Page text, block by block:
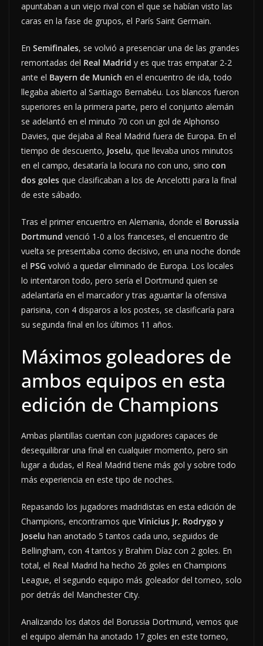
apuntaban a un viejo rival con el que se habían visto las
caras en la fase de grupos, el París Saint Germain.
En Semifinales, se volvió a presenciar una de las grandes
remontadas del Real Madrid y es que tras empatar 2-2
ante el Bayern de Munich en el encuentro de ida, todo
llegaba abierto al Santiago Bernabéu. Los blancos fueron
superiores en la primera parte, pero el conjunto alemán
se adelantó en el minuto 70 con un gol de Alphonso
Davies, que dejaba al Real Madrid fuera de Europa. En el
tiempo de descuento, Joselu, que llevaba unos minutos
en el campo, desataría la locura no con uno, sino con
dos goles que clasificaban a los de Ancelotti para la final
de este sábado.
Tras el primer encuentro en Alemania, donde el Borussia
Dortmund venció 1-0 a los franceses, el encuentro de
vuelta se presentaba como decisivo, en una noche donde
el PSG volvió a quedar eliminado de Europa. Los locales
lo intentaron todo, pero sería el Dortmund quien se
adelantaría en el marcador y tras aguantar la ofensiva
parisina, con 4 disparos a los postes, se clasificaría para
su segunda final en los últimos 11 años.
Máximos goleadores de
ambos equipos en esta
edición de Champions
Ambas plantillas cuentan con jugadores capaces de
desequilibrar una final en cualquier momento, pero sin
lugar a dudas, el Real Madrid tiene más gol y sobre todo
más experiencia en este tipo de noches.
Repasando los jugadores madridistas en esta edición de
Champions, encontramos que Vinicius Jr, Rodrygo y
Joselu han anotado 5 tantos cada uno, seguidos de
Bellingham, con 4 tantos y Brahim Díaz con 2 goles. En
total, el Real Madrid ha hecho 26 goles en Champions
League, el segundo equipo más goleador del torneo, solo
por detrás del Manchester City.
Analizando los datos del Borussia Dortmund, vemos que
el equipo alemán ha anotado 17 goles en este torneo,